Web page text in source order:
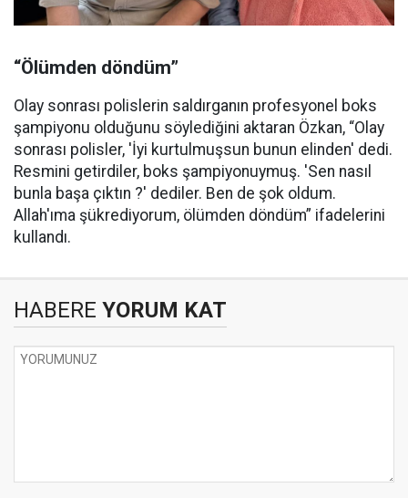
“Ölümden döndüm”
Olay sonrası polislerin saldırganın profesyonel boks
şampiyonu olduğunu söylediğini aktaran Özkan, “Olay
sonrası polisler, 'İyi kurtulmuşsun bunun elinden' dedi.
Resmini getirdiler, boks şampiyonuymuş. 'Sen nasıl
bunla başa çıktın ?' dediler. Ben de şok oldum.
Allah'ıma şükrediyorum, ölümden döndüm” ifadelerini
kullandı.
HABERE YORUM KAT